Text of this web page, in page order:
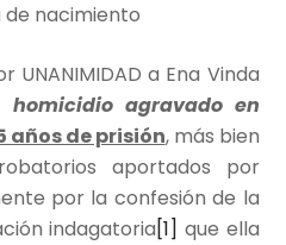
nacimiento
UNANIMIDAD a Ena Vinda
homicidio agravado en
años de prisión, más bien
aportados por
por la confesión de la
indagatoria[1] que ella